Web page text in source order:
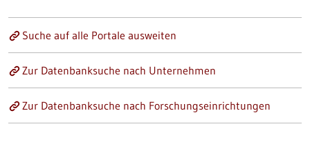
Suche auf alle Portale ausweiten
Zur Datenbanksuche nach Unternehmen
Zur Datenbanksuche nach Forschungseinrichtungen